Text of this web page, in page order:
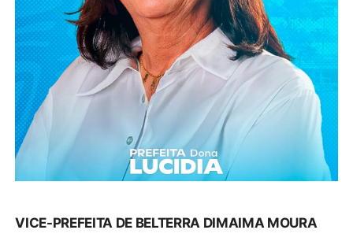
VICE-PREFEITA DE BELTERRA DIMAIMA MOURA